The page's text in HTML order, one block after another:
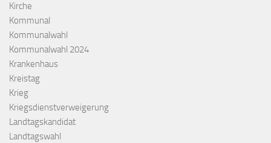
Kirche
Kommunal
Kommunalwahl
Kommunalwahl 2024
Krankenhaus
Kreistag
Krieg
Kriegsdienstverweigerung
Landtagskandidat
Landtagswahl